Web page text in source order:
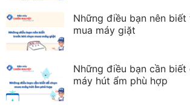
Những điều bạn nên
mua máy giặt
Những điều bạn cần biết
máy hút ẩm phù hợp